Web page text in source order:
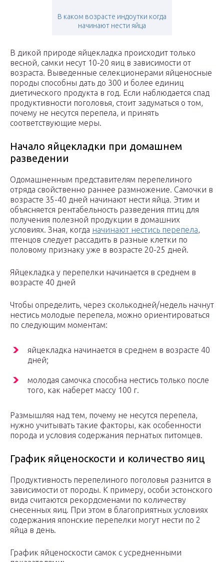
В каком возрасте индоутки когда
начинают нести яйца
В дикой природе яйцекладка происходит только
весной, самки несут 10-20 яиц в зависимости от
возраста. Выведенные селекционерами яйценосные
породы способны дать до 300 и более единиц
диетического продукта в год. Если наблюдается спад
продуктивности поголовья, стоит задуматься о том,
почему не несутся перепела, и принять
соответствующие меры.
Начало яйцекладки при домашнем
разведении
Одомашненным представителям перепелиного
отряда свойственно раннее размножение. Самочки в
возрасте 35-40 дней начинают нести яйца. Этим и
объясняется рентабельность разведения птиц для
получения полезной продукции в домашних
условиях. Зная, когда начинают нестись перепела,
птенцов следует рассадить в разные клетки по
половому признаку уже в возрасте 20-25 дней.
Яйцекладка у перепелки начинается в среднем в
возрасте 40 дней
Чтобы определить, через сколькодней/недель начнут
нестись молодые перепела, можно ориентироваться
по следующим моментам:
яйцекладка начинается в среднем в возрасте 40
дней;
молодая самочка способна нестись только после
того, как наберет массу 100 г.
Размышляя над тем, почему не несутся перепела,
нужно учитывать такие факторы, как особенности
порода и условия содержания пернатых питомцев.
График яйценоскости и количество яиц
Продуктивность перепелиного поголовья разнится в
зависимости от породы. К примеру, особи эстонского
вида считаются рекордсменами по количеству
снесенных яиц. При этом в благоприятных условиях
содержания японские перепелки могут нести по 2
яйца в день.
График яйценоскости самок с усредненными